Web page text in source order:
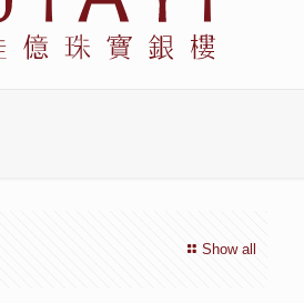
Show all